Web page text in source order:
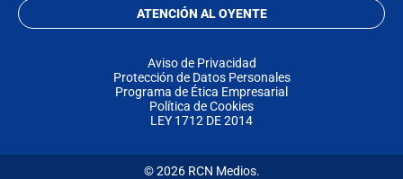
ATENCIÓN AL OYENTE
Aviso de Privacidad
Protección de Datos Personales
Programa de Ética Empresarial
Política de Cookies
LEY 1712 DE 2014
© 2026 RCN Medios.